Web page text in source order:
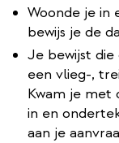
Woonde je in
bewijs je de
Je bewijst
een vlieg-,
Kwam je met
in en
aan je